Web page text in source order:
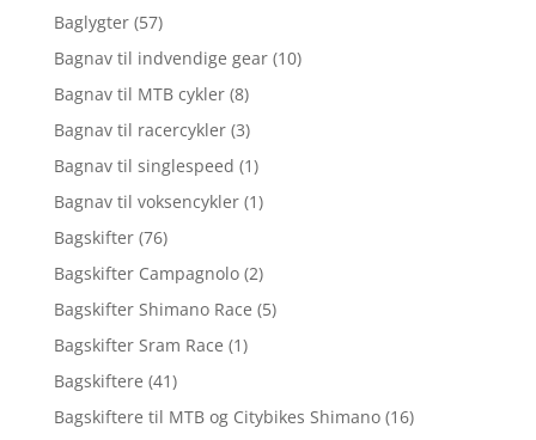
Baglygter (57)
Bagnav til indvendige gear (10)
Bagnav til MTB cykler (8)
Bagnav til racercykler (3)
Bagnav til singlespeed (1)
Bagnav til voksencykler (1)
Bagskifter (76)
Bagskifter Campagnolo (2)
Bagskifter Shimano Race (5)
Bagskifter Sram Race (1)
Bagskiftere (41)
Bagskiftere til MTB og Citybikes Shimano (16)